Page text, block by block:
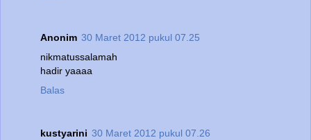
Anonim 30 Maret 2012 pukul 07.25
nikmatussalamah
hadir yaaaa
Balas
kustyarini 30 Maret 2012 pukul 07.26